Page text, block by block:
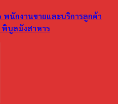
พนักงานขายและบริการลูกค้า
พิบูลมังสาหาร